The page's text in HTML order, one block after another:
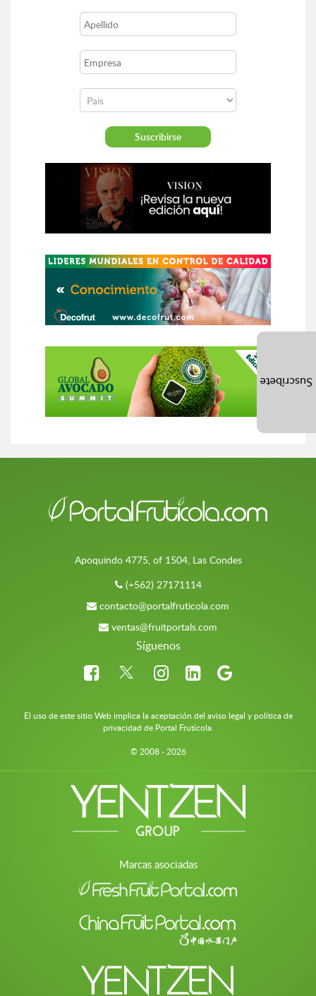
Apoquindo 4775, of 1504, Las Condes
(+562) 27171114
contacto@portalfruticola.com
ventas@fruitportals.com
Síguenos
El uso de este sitio Web implica la aceptación del aviso legal y política de
privacidad de Portal Frutícola.
© 2008 - 2026
Marcas asociadas
Suscríbete